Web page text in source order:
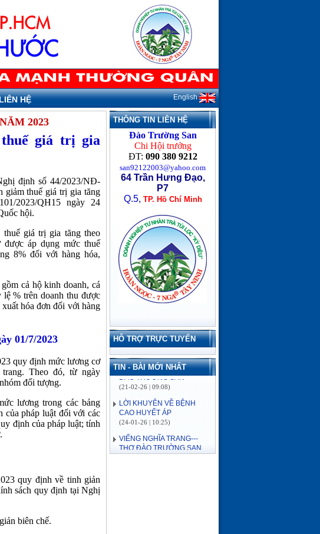
HỆ English
2023
giá trị gia
định số 44/2023/NĐ-
giảm thuế giá trị gia tăng
2023/QH15 ngày 24
hội.
giá trị gia tăng theo
được áp dụng mức thuế
8% đối với hàng hóa,
cả hộ kinh doanh, cá
% trên doanh thu được
hóa đơn đối với hàng
01/7/2023
quy định mức lương cơ
Theo đó, từ ngày
đối tượng.
lương trong các bảng
của pháp luật đối với các
định của pháp luật; tính
quy định về tinh giản
sách quy định tại Nghị
biên chế.
THÔNG TIN LIÊN HỆ
Đào Trường San
Chi Hội trưởng
ĐT: 090 380 9212
san92122003@yahoo.com
64 Trần Hưng Đạo,
P7
Q.5, TP. Hồ Chí Minh
HỖ TRỢ TRỰC TUYẾN
TIN - BÀI MỚI NHẤT
LỜI KHUYÊN VỀ BỆNH
CAO HUYẾT ÁP
(24-01-26 | 10:25)
VIẾNG NGHĨA TRANG---
THƠ ĐÀO TRƯỜNG SAN
(15-07-26 | 07:55)
ĐẢO CỒN CỎ